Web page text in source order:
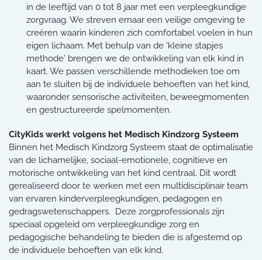
in de leeftijd van 0 tot 8 jaar met een verpleegkundige
zorgvraag. We streven ernaar een veilige omgeving te
creëren waarin kinderen zich comfortabel voelen in hun
eigen lichaam. Met behulp van de 'kleine stapjes
methode' brengen we de ontwikkeling van elk kind in
kaart. We passen verschillende methodieken toe om
aan te sluiten bij de individuele behoeften van het kind,
waaronder sensorische activiteiten, beweegmomenten
en gestructureerde spelmomenten.
CityKids werkt volgens het Medisch Kindzorg Systeem
Binnen het Medisch Kindzorg Systeem staat de optimalisatie
van de lichamelijke, sociaal-emotionele, cognitieve en
motorische ontwikkeling van het kind centraal. Dit wordt
gerealiseerd door te werken met een multidisciplinair team
van ervaren kinderverpleegkundigen, pedagogen en
gedragswetenschappers. Deze zorgprofessionals zijn
speciaal opgeleid om verpleegkundige zorg en
pedagogische behandeling te bieden die is afgestemd op
de individuele behoeften van elk kind.